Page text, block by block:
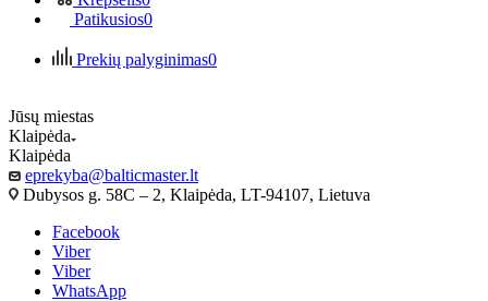
Patikusios0
Prekių palyginimas0
Jūsų miestas
Klaipėda
Klaipėda
eprekyba@balticmaster.lt
Dubysos g. 58C – 2, Klaipėda, LT-94107, Lietuva
Facebook
Viber
Viber
WhatsApp